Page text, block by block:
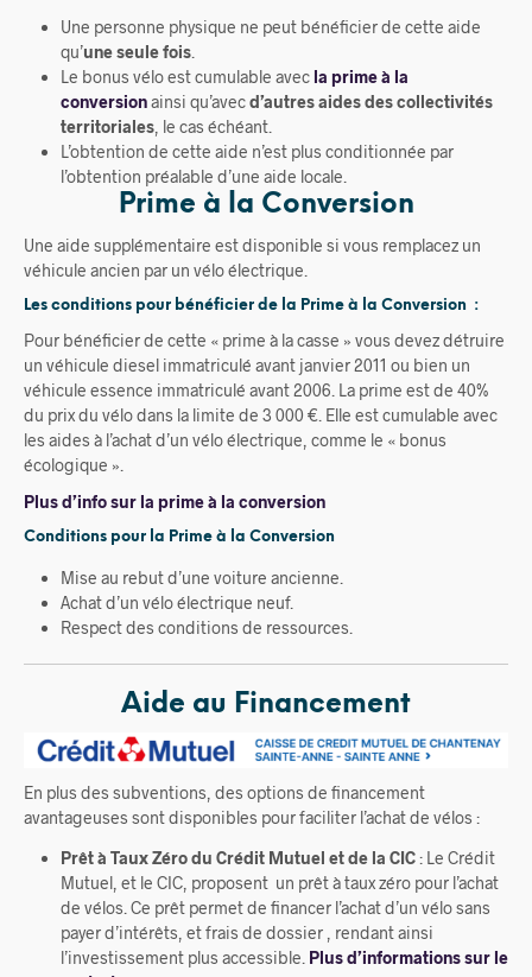
Une personne physique ne peut bénéficier de cette aide
qu’une seule fois.
Le bonus vélo est cumulable avec la prime à la
conversionainsi qu’avecd’autres aides des collectivités
territoriales, le cas échéant.
L’obtention de cette aide n’est plus conditionnée par
l’obtention préalable d’une aide locale.
Prime à la Conversion
Une aide supplémentaire est disponible si vous remplacez un
véhicule ancien par un vélo électrique.
Les conditions pour bénéficier de la Prime à la Conversion :
Pour bénéficier de cette « prime à la casse » vous devez détruire
un véhicule diesel immatriculé avant janvier 2011 ou bien un
véhicule essence immatriculé avant 2006. La prime est de 40%
du prix du vélo dans la limite de 3 000 €. Elle est cumulable avec
les aides à l’achat d’un vélo électrique, comme le « bonus
écologique ».
Plus d’info sur la prime à la conversion
Conditions pour la Prime à la Conversion
Mise au rebut d’une voiture ancienne.
Achat d’un vélo électrique neuf.
Respect des conditions de ressources.
Aide au Financement
En plus des subventions, des options de financement
avantageuses sont disponibles pour faciliter l’achat de vélos :
Prêt à Taux Zéro du Crédit Mutuel et de la CIC: Le Crédit
Mutuel, et le CIC, proposent un prêt à taux zéro pour l’achat
de vélos. Ce prêt permet de financer l’achat d’un vélo sans
payer d’intérêts, et frais de dossier , rendant ainsi
l’investissement plus accessible. Plus d’informations sur le